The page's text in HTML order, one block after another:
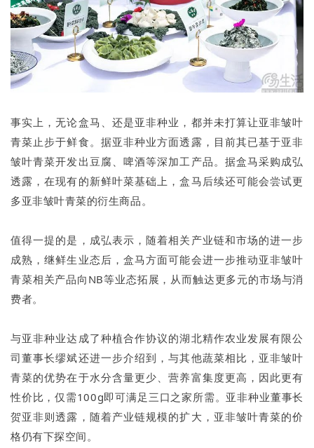
事实上，无论盒马、还是亚非种业，都并未打算让亚非皱叶
青菜止步于鲜食。据亚非种业方面透露，目前其已基于亚非
皱叶青菜开发出豆腐、啤酒等深加工产品。据盒马采购成弘
透露，在现有的新鲜叶菜基础上，盒马后续还可能会尝试更
多亚非皱叶青菜的衍生商品。
值得一提的是，成弘表示，随着相关产业链和市场的进一步
成熟，继鲜生业态后，盒马方面可能会进一步推动亚非皱叶
青菜相关产品向NB等业态拓展，从而触达更多元的市场与消
费者。
与亚非种业达成了种植合作协议的湖北精作农业发展有限公
司董事长缪斌还进一步介绍到，与其他蔬菜相比，亚非皱叶
青菜的优势在于水分含量更少、营养富集度更高，因此更有
性价比，仅需100g即可满足三口之家所需。亚非种业董事长
贺亚非则透露，随着产业链规模的扩大，亚非皱叶青菜的价
格仍有下探空间。